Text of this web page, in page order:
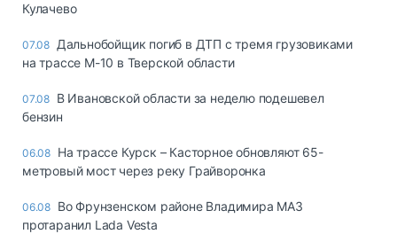
Кулачево
07.08 Дальнобойщик погиб в ДТП с тремя грузовиками
на трассе М-10 в Тверской области
07.08 В Ивановской области за неделю подешевел
бензин
06.08 На трассе Курск – Касторное обновляют 65-
метровый мост через реку Грайворонка
06.08 Во Фрунзенском районе Владимира МАЗ
протаранил Lada Vesta